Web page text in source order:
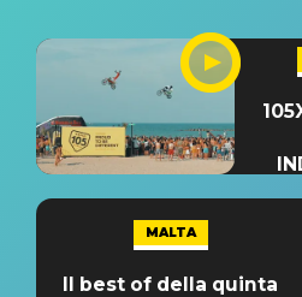
MALTA
Il best of della quinta